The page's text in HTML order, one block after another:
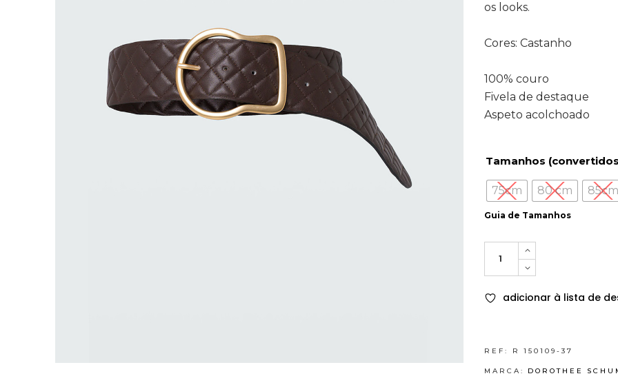
os looks.
Cores: Castanho
100% couro
Fivela de destaque
Aspeto acolchoado
Guia de Tamanhos
Tamanhos
75cm 80 cm 85cm
Quantity
adicionar à lista de
REF: R 150109-37
MARCA: DOROTHEE